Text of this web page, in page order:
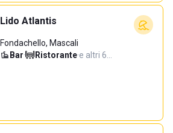
Lido Atlantis
Fondachello, Mascali
Bar· Ristorante·e altri 6…